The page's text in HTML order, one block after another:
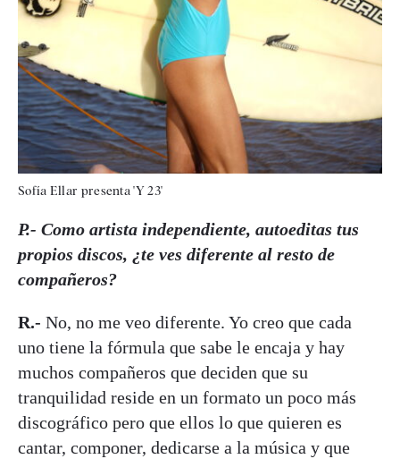
Sofía Ellar presenta 'Y 23'
P.- Como artista independiente, autoeditas tus
propios discos, ¿te ves diferente al resto de
compañeros?
R.- No, no me veo diferente. Yo creo que cada
uno tiene la fórmula que sabe le encaja y hay
muchos compañeros que deciden que su
tranquilidad reside en un formato un poco más
discográfico pero que ellos lo que quieren es
cantar, componer, dedicarse a la música y que